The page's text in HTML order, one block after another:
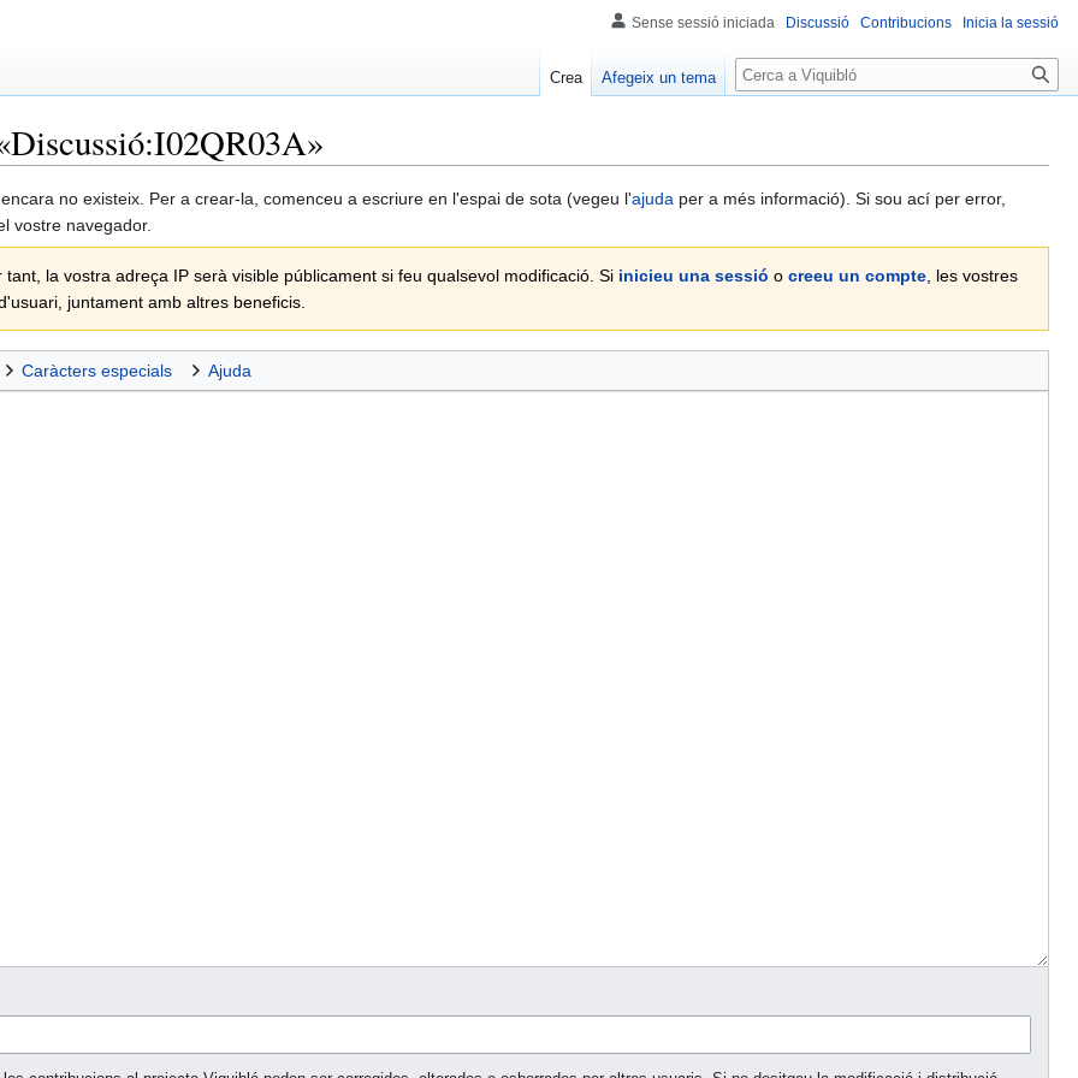
Discussió:I02QR03A»
no existeix. Per a crear-la, comenceu a escriure en l'espai de sota (vegeu l'ajuda per a més informació). Si sou ací per error,
vostre navegador.
la vostra adreça IP serà visible públicament si feu qualsevol modificació. Si inicieu una sessió o creeu un compte, les vostres
juntament amb altres beneficis.
Caràcters especials Ajuda
Sense sessió iniciada Discussió Contribucions Inicia la sessió
Crea Afegeix un tema Cerca